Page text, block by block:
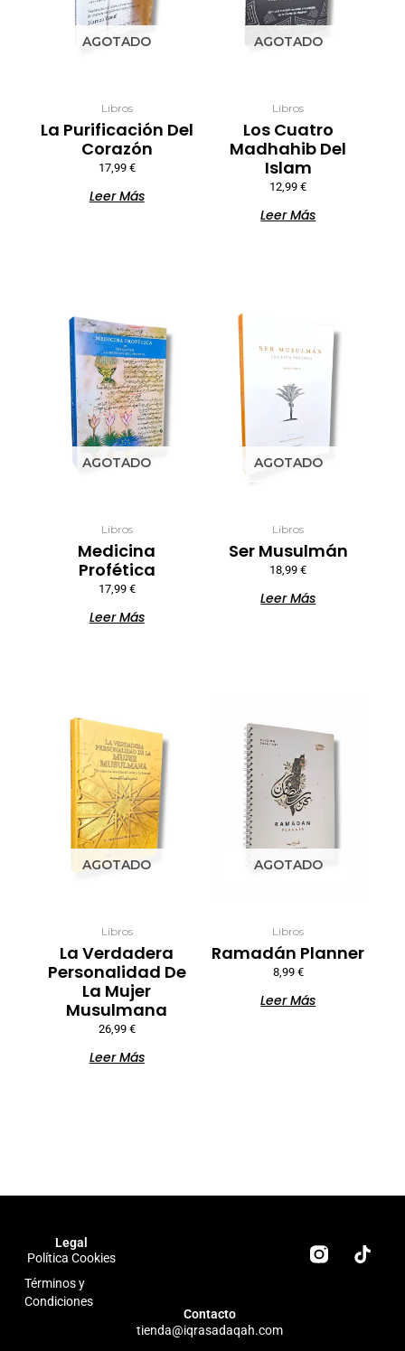
AGOTADO
Libros
La Purificación Del
Corazón
17,99 €
Leer Más
AGOTADO
Libros
Los Cuatro
Madhahib Del
Islam
12,99€
Leer Más
AGOTADO
Libros
Medicina
Profética
17,99 €
Leer Más
AGOTADO
Libros
Ser Musulmán
18,99€
Leer Más
AGOTADO
Libros
La Verdadera
Personalidad De
La Mujer
Musulmana
26,99 €
Leer Más
AGOTADO
Libros
Ramadán Planner
8,99 €
Leer Más
Legal
Política Cookies
Términos y
Condiciones
Contacto
tienda@iqrasadaqah.com
T
i